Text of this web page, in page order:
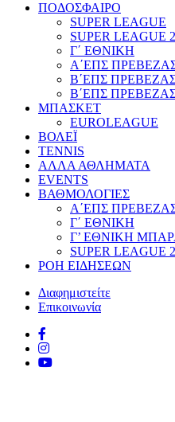
ΠΟΔΟΣΦΑΙΡΟ
SUPER LEAGUE
SUPER LEAGUE 2
Γ΄ ΕΘΝΙΚΗ
Α΄ΕΠΣ
Β΄ΕΠΣ
Β΄ΕΠΣ
ΜΠΑΣΚΕΤ
EUROLEAGUE
ΒΟΛΕΪ
TENNIS
ΑΛΛΑ ΑΘΛΗΜΑΤΑ
EVENTS
ΒΑΘΜΟΛΟΓΙΕΣ
Α΄ΕΠΣ
Γ΄ ΕΘΝΙΚΗ
Γ’ ΕΘΝΙΚΗ
SUPER LEAGUE 2
ΡΟΗ ΕΙΔΗΣΕΩΝ
Διαφημιστείτε
Επικοινωνία